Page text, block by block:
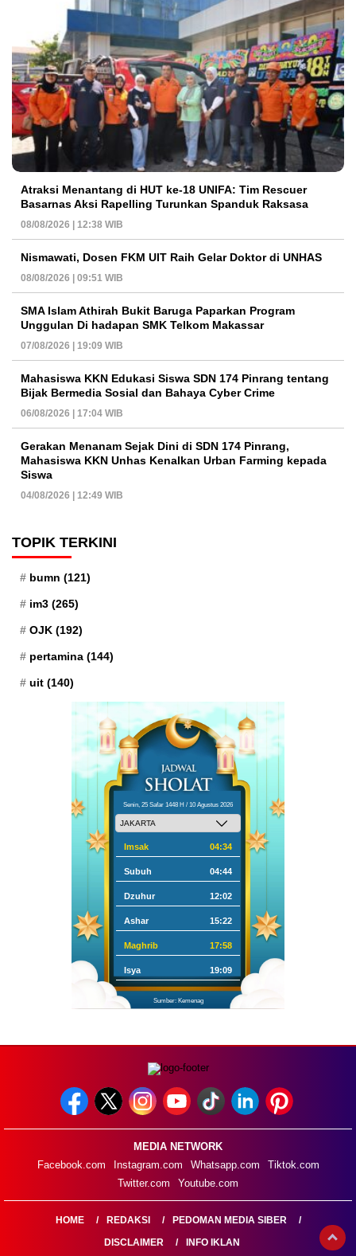
Atraksi Menantang di HUT ke-18 UNIFA: Tim Rescuer
Basarnas Aksi Rapelling Turunkan Spanduk Raksasa
08/08/2026 | 12:38 WIB
Nismawati, Dosen FKM UIT Raih Gelar Doktor di UNHAS
08/08/2026 | 09:51 WIB
SMA Islam Athirah Bukit Baruga Paparkan Program
Unggulan Di hadapan SMK Telkom Makassar
07/08/2026 | 19:09 WIB
Mahasiswa KKN Edukasi Siswa SDN 174 Pinrang tentang
Bijak Bermedia Sosial dan Bahaya Cyber Crime
06/08/2026 | 17:04 WIB
Gerakan Menanam Sejak Dini di SDN 174 Pinrang,
Mahasiswa KKN Unhas Kenalkan Urban Farming kepada
Siswa
04/08/2026 | 12:49 WIB
TOPIK TERKINI
bumn (121)
im3 (265)
OJK (192)
pertamina (144)
uit (140)
Senin, 25 Safar 1448 H / 10 Agustus 2026
Imsak 04:34
Subuh 04:44
Dzuhur 12:02
Ashar 15:22
Maghrib 17:58
Isya 19:09
Sumber: Kemenag
MEDIA NETWORK
Facebook.com
Instagram.com Whatsapp.com
Tiktok.com
Twitter.com
Youtube.com
HOME REDAKSI
PEDOMAN MEDIA SIBER
DISCLAIMER
INFO IKLAN